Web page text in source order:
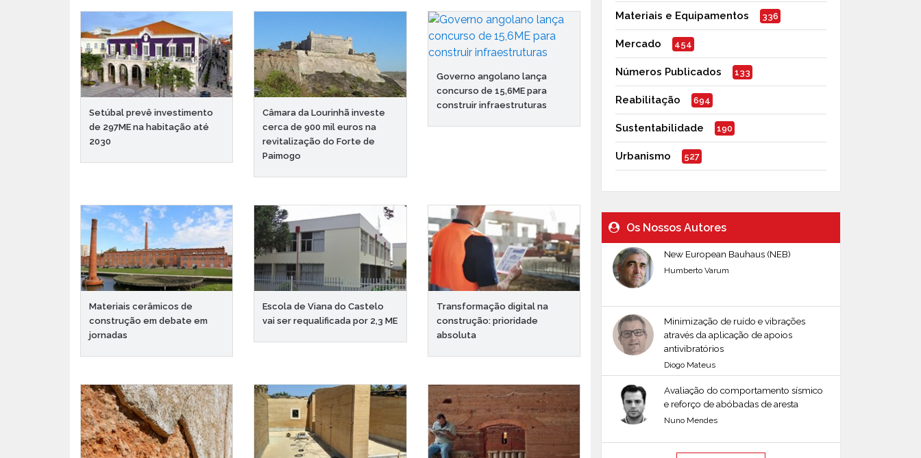
Setúbal prevê investimento
de 297ME na habitação até
2030
Câmara da Lourinhã investe
cerca de 900 mil euros na
revitalização do Forte de
Paimogo
Governo angolano lança
concurso de 15,6ME para
construir infraestruturas
Materiais cerâmicos de
construção em debate em
jornadas
Escola de Viana do Castelo
vai ser requalificada por 2,3 ME
Transformação digital na
construção: prioridade
absoluta
Materiais e Equipamentos 336
Mercado 454
Números Publicados 133
Reabilitação 694
Sustentabilidade 190
Urbanismo 527
Os Nossos Autores
New European Bauhaus (NEB)
Humberto Varum
Minimização de ruído e vibrações
através da aplicação de apoios
antivibratórios
Diogo Mateus
Avaliação do comportamento sísmico
e reforço de abóbadas de aresta
Nuno Mendes